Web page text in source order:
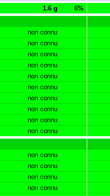
1.6 g
6%
non connu
non connu
non connu
non connu
non connu
non connu
non connu
non connu
non connu
non connu
non connu
non connu
non connu
non connu